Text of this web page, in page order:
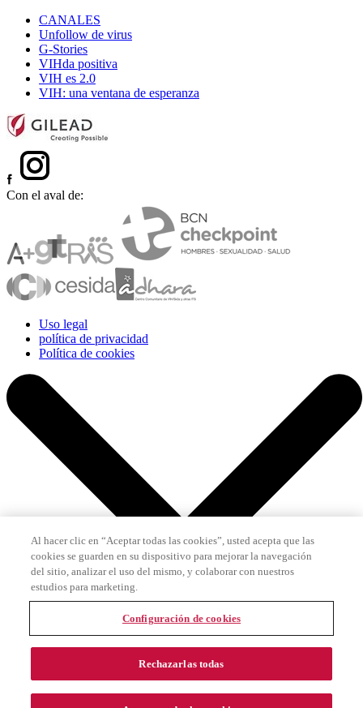
CANALES
Unfollow de virus
G-Stories
VIHda positiva
VIH es 2.0
VIH: una ventana de esperanza
Con el aval de:
Uso legal
política de privacidad
Política de cookies
Al hacer clic en “Aceptar todas las cookies”, usted acepta que las
cookies se guarden en su dispositivo para mejorar la navegación
del sitio, analizar el uso del mismo, y colaborar con nuestros
estudios para marketing.
Configuración de cookies
Rechazarlas todas